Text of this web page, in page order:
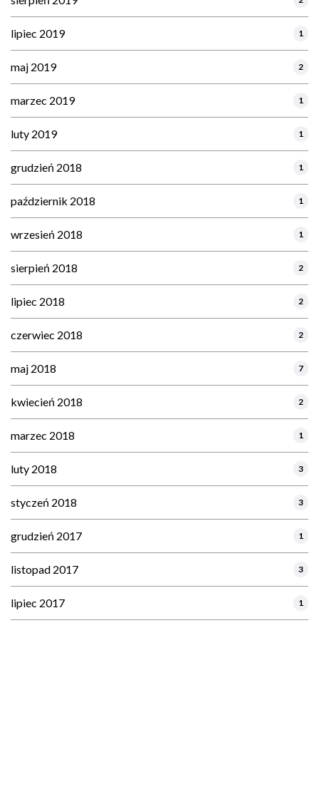
lipiec 2019 1
maj 2019 2
marzec 2019 1
luty 2019 1
grudzień 2018 1
październik 2018 1
wrzesień 2018 1
sierpień 2018 2
lipiec 2018 2
czerwiec 2018 2
maj 2018 7
kwiecień 2018 2
marzec 2018 1
luty 2018 3
styczeń 2018 3
grudzień 2017 1
listopad 2017 3
lipiec 2017 1